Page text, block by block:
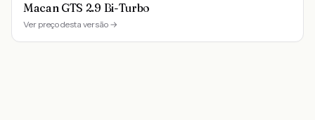
Macan GTS 2.9 Bi-Turbo
Ver preço desta versão →